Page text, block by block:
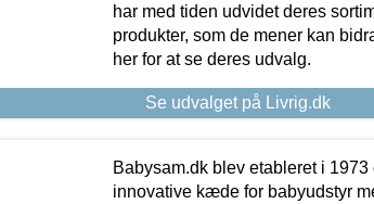
har med tiden udvidet deres
produkter, som de mener kan
her for at se deres udvalg.
Se udvalget på Livrig.dk
Babysam.dk blev etableret i
innovative kæde for babyudstyr